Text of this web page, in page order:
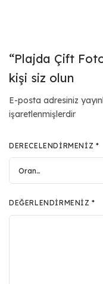
“Plajda Çift
kişi siz olun
E-posta adresiniz
işaretlenmişlerdir
DERECELENDIRMENIZ *
DEĞERLENDIRMENIZ*